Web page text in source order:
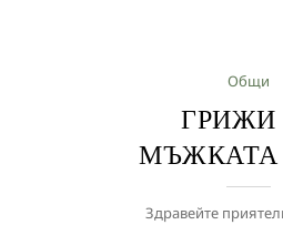
Общи
ГРИЖИ
МЪЖКАТА
Здравейте